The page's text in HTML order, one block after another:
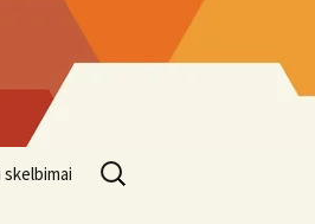
skelbimai
Search
for: